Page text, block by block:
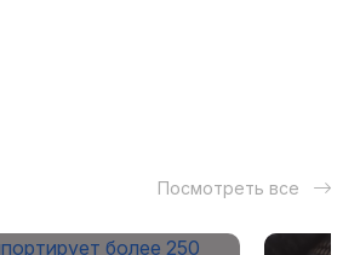
Посмотреть все